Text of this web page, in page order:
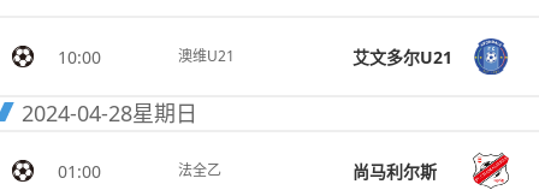
10:00 澳维U21 艾文多尔U21
2024-04-28星期日
01:00 法全乙 尚马利尔斯